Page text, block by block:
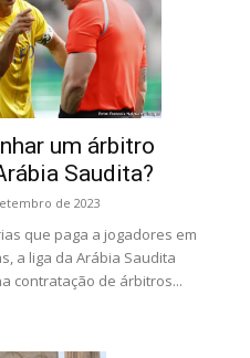
um árbitro
Saudita?
de 2023
que paga a jogadores em
a liga da Arábia Saudita
contratação de árbitros...